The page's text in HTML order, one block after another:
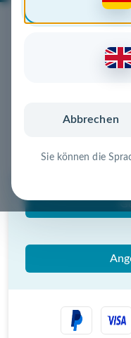
Abbrechen
Sie können die
Jetzt diese
Diese Domain
Schnell,